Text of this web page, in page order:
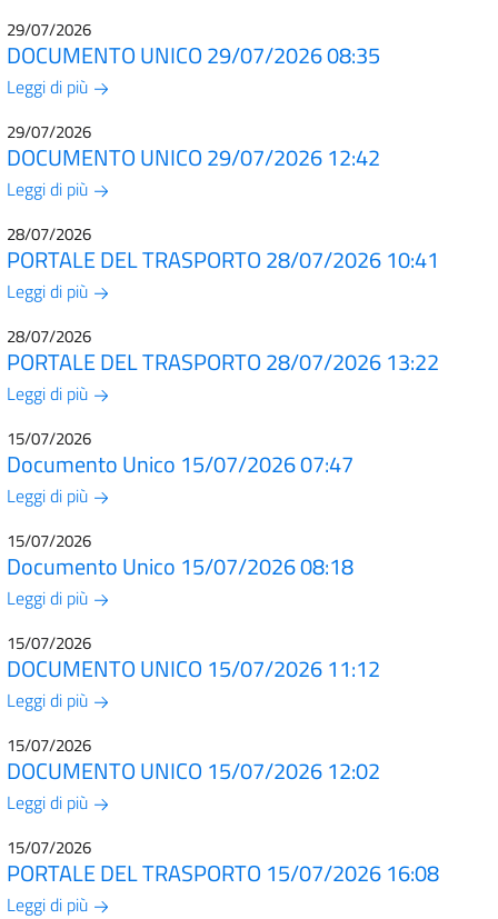
29/07/2026
DOCUMENTO UNICO 29/07/2026 08:35
Leggi di più
29/07/2026
DOCUMENTO UNICO 29/07/2026 12:42
Leggi di più
28/07/2026
PORTALE DEL TRASPORTO 28/07/2026 10:41
Leggi di più
28/07/2026
PORTALE DEL TRASPORTO 28/07/2026 13:22
Leggi di più
15/07/2026
Documento Unico 15/07/2026 07:47
Leggi di più
15/07/2026
Documento Unico 15/07/2026 08:18
Leggi di più
15/07/2026
DOCUMENTO UNICO 15/07/2026 11:12
Leggi di più
15/07/2026
DOCUMENTO UNICO 15/07/2026 12:02
Leggi di più
15/07/2026
PORTALE DEL TRASPORTO 15/07/2026 16:08
Leggi di più